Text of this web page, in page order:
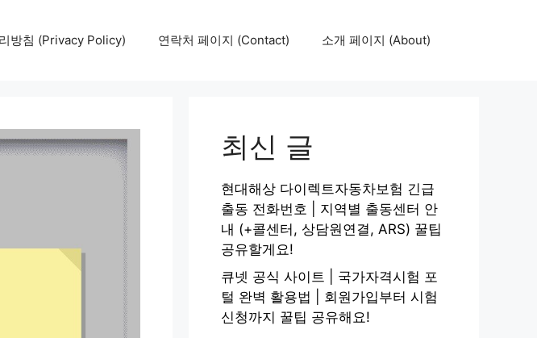
방침 (Privacy Policy) 연락처 페이지 (Contact) 소개 페이지 (About)
최신 글
현대해상 다이렉트자동차보험 긴급
출동 전화번호 | 지역별 출동센터 안
내 (+콜센터, 상담원연결, ARS) 꿀팁
공유할게요!
큐넷 공식 사이트 | 국가자격시험 포
털 완벽 활용법 | 회원가입부터 시험
신청까지 꿀팁 공유해요!